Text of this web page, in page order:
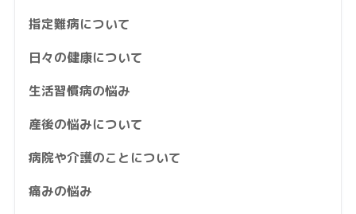
指定難病について
日々の健康について
生活習慣病の悩み
産後の悩みについて
病院や介護のことについて
痛みの悩み